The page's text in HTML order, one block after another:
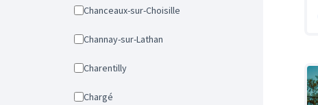
Chanceaux-sur-Choisille
Channay-sur-Lathan
Charentilly
Chargé